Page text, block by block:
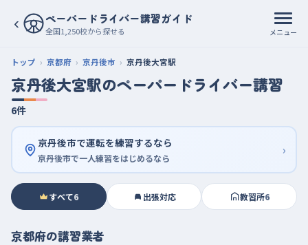
‹ ペーパードライバー講習ガイド
全国1,250校から探せる メニュー
トップ 京都府 京丹後市 京丹後大宮駅
京丹後大宮駅のペーパードライバー講習
6件
京丹後市で運転を練習するなら
京丹後市で一人練習をはじめるなら ›
すべて6 出張対応 教習所6
京都府の講習業者